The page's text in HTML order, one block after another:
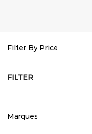
Filter By Price
FILTER
Marques